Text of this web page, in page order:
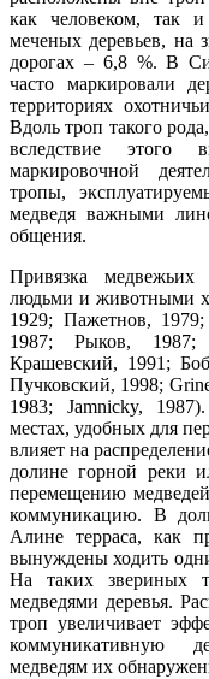
как человеком, так
меченых деревьев, на
дорогах – 6,8 %. В
часто маркировали
территориях
Вдоль троп такого
вследствие этого
маркировочной
тропы,
медведя важными
общения.
Привязка
людьми и животными
1929; Пажетнов,
1987; Рыков, 1987;
Крашевский, 1991;
Пучковский, 1998;
1983; Jamnicky,
местах, удобных для
влияет на
долине горной реки
перемещению
коммуникацию. В
Алине терраса, как
вынуждены ходить
На таких звериных
медведями деревья.
троп увеличивает
коммуникативную
медведям их